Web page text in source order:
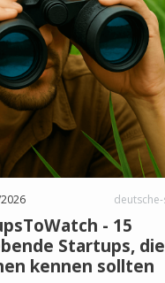
- 15
Startups,
kennen sollten